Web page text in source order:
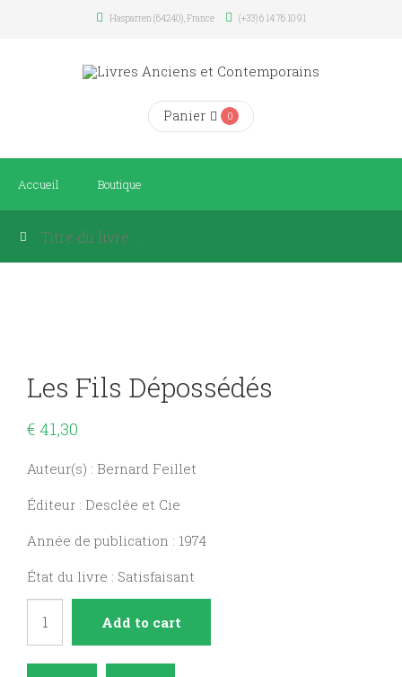
Hasparren (64240), France (+33) 6 14 76 10 91
Panier 0
Accueil Boutique
Les Fils Dépossédés
€ 41,30
Auteur(s) : Bernard Feillet
Éditeur : Desclée et Cie
Année de publication : 1974
État du livre : Satisfaisant
dépossédés
Add to cart